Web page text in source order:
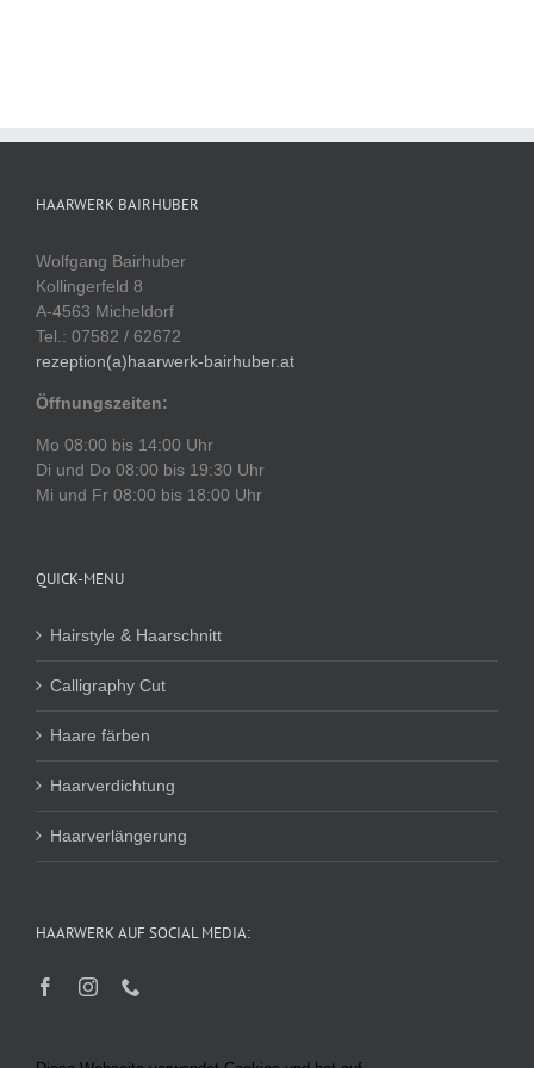
HAARWERK BAIRHUBER
Wolfgang Bairhuber
Kollingerfeld 8
A-4563 Micheldorf
Tel.: 07582 / 62672
rezeption(a)haarwerk-bairhuber.at
Öffnungszeiten:
Mo 08:00 bis 14:00 Uhr
Di und Do 08:00 bis 19:30 Uhr
Mi und Fr 08:00 bis 18:00 Uhr
QUICK-MENU
Hairstyle & Haarschnitt
Calligraphy Cut
Haare färben
Haarverdichtung
Haarverlängerung
HAARWERK AUF SOCIAL MEDIA: